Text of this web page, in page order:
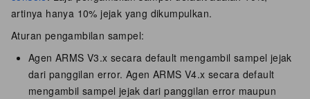
artinya hanya 10% jejak yang dikumpulkan.
Aturan pengambilan sampel:
Agen ARMS V3.x secara default mengambil sampel jejak
dari panggilan error. Agen ARMS V4.x secara default
mengambil sampel jejak dari panggilan error maupun